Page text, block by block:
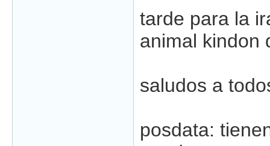
tarde para la
animal kindon
saludos a
posdata: